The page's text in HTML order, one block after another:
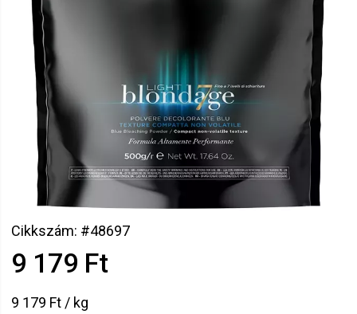
Cikkszám: #48697
9 179 Ft
9 179 Ft / kg